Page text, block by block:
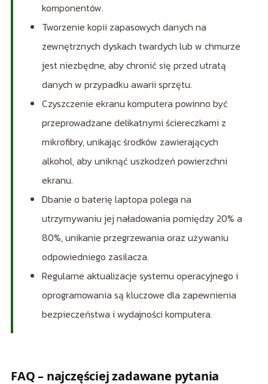
komponentów.
Tworzenie kopii zapasowych danych na
zewnętrznych dyskach twardych lub w chmurze
jest niezbędne, aby chronić się przed utratą
danych w przypadku awarii sprzętu.
Czyszczenie ekranu komputera powinno być
przeprowadzane delikatnymi ściereczkami z
mikrofibry, unikając środków zawierających
alkohol, aby uniknąć uszkodzeń powierzchni
ekranu.
Dbanie o baterię laptopa polega na
utrzymywaniu jej naładowania pomiędzy 20% a
80%, unikanie przegrzewania oraz używaniu
odpowiedniego zasilacza.
Regularne aktualizacje systemu operacyjnego i
oprogramowania są kluczowe dla zapewnienia
bezpieczeństwa i wydajności komputera.
FAQ – najczęściej zadawane pytania